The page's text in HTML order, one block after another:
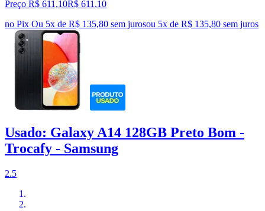
Preço R$ 611,10R$ 611 ,10
no Pix Ou 5x de R$ 135,80 sem jurosou 5x de R$ 135,80 sem juros
Usado: Galaxy A14 128GB Preto Bom -
Trocafy - Samsung
2.5